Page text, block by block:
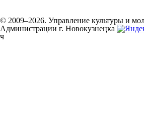
© 2009–2026. Управление культуры и
Администрации г. Новокузнецка
ч